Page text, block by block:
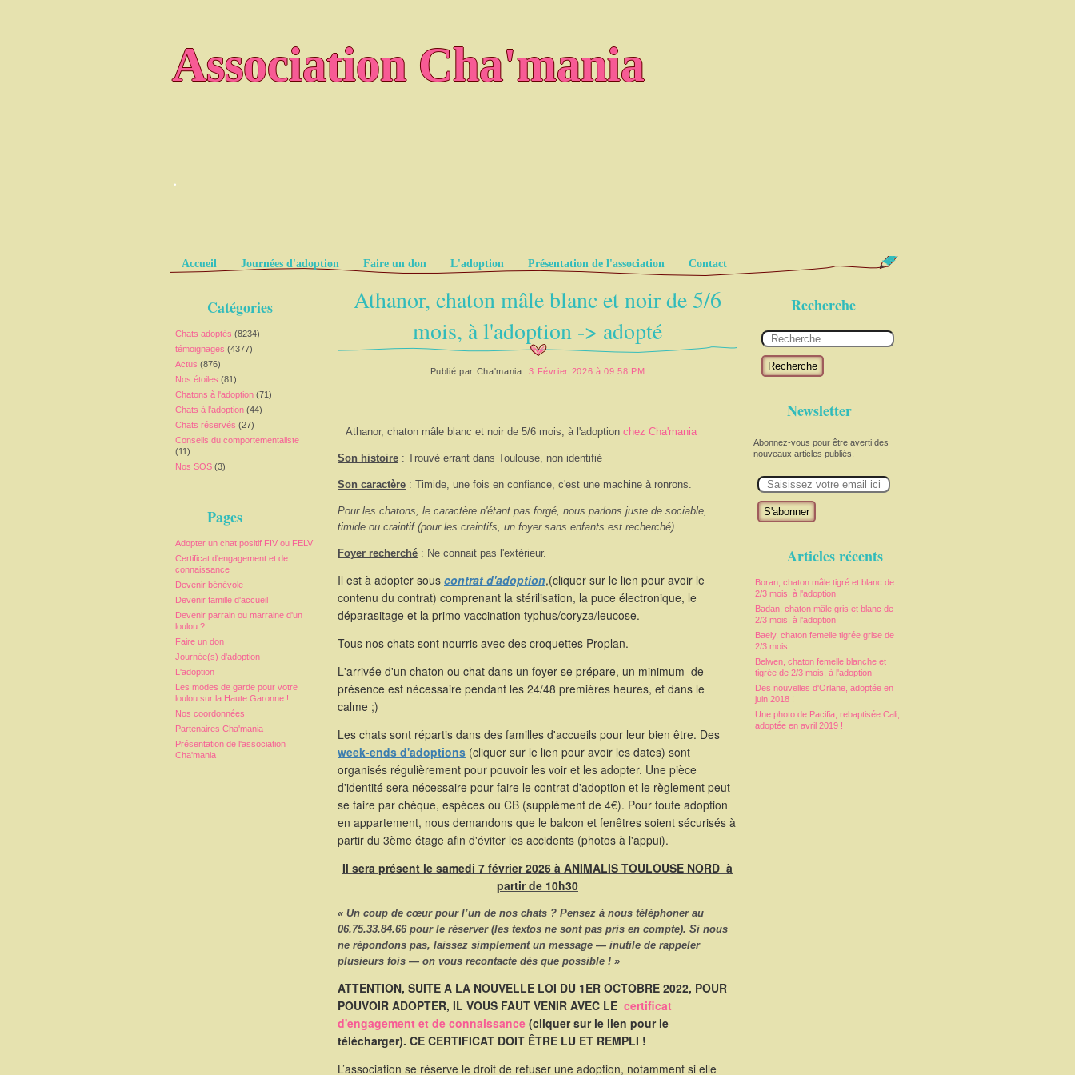
Association Cha'mania
.
Pages
Accueil Journées d'adoption Faire un don L'adoption Présentation de l'association Contact
Catégories
Chats adoptés (8234)
témoignages (4377)
Actus (876)
Nos étoiles (81)
Chatons à l'adoption (71)
Chats à l'adoption (44)
Chats réservés (27)
Conseils du comportementaliste
(11)
Nos SOS (3)
Pages
Adopter un chat positif FIV ou FELV
Certificat d'engagement et de
connaissance
Devenir bénévole
Devenir famille d'accueil
Devenir parrain ou marraine d'un
loulou ?
Faire un don
Journée(s) d'adoption
L'adoption
Les modes de garde pour votre
loulou sur la Haute Garonne !
Nos coordonnées
Partenaires Cha'mania
Présentation de l'association
Cha'mania
Recherche
Recherche
Newsletter
Abonnez-vous pour être averti des
nouveaux articles publiés.
m
Articles récents
Boran, chaton mâle tigré et blanc de
2/3 mois, à l'adoption
Badan, chaton mâle gris et blanc de
2/3 mois, à l'adoption
Baely, chaton femelle tigrée grise de
2/3 mois
Belwen, chaton femelle blanche et
tigrée de 2/3 mois, à l'adoption
Des nouvelles d'Orlane, adoptée en
juin 2018 !
Une photo de Pacifia, rebaptisée Cali,
adoptée en avril 2019 !
Athanor, chaton mâle blanc et noir de 5/6
mois, à l'adoption -> adopté
Publié par Cha'mania 3 Février 2026 à 09:58 PM
Athanor, chaton mâle blanc et noir de 5/6 mois, à l'adoption chez Cha'mania
Son histoire : Trouvé errant dans Toulouse, non identifié
Son caractère : Timide, une fois en confiance, c'est une machine à ronrons.
Pour les chatons, le caractère n'étant pas forgé, nous parlons juste de sociable,
timide ou craintif (pour les craintifs, un foyer sans enfants est recherché).
Foyer recherché : Ne connait pas l'extérieur.
Il est à adopter sous contrat d'adoption,(cliquer sur le lien pour avoir le
contenu du contrat) comprenant la stérilisation, la puce électronique, le
déparasitage et la primo vaccination typhus/coryza/leucose.
Tous nos chats sont nourris avec des croquettes Proplan.
L'arrivée d'un chaton ou chat dans un foyer se prépare, un minimum de
présence est nécessaire pendant les 24/48 premières heures, et dans le
calme ;)
Les chats sont répartis dans des familles d'accueils pour leur bien être. Des
week-ends d'adoptions (cliquer sur le lien pour avoir les dates) sont
organisés régulièrement pour pouvoir les voir et les adopter. Une pièce
d'identité sera nécessaire pour faire le contrat d'adoption et le règlement peut
se faire par chèque, espèces ou CB (supplément de 4€). Pour toute adoption
en appartement, nous demandons que le balcon et fenêtres soient sécurisés à
partir du 3ème étage afin d'éviter les accidents (photos à l'appui).
Il sera présent le samedi 7 février 2026 à ANIMALIS TOULOUSE NORD à
partir de 10h30
« Un coup de cœur pour l’un de nos chats ? Pensez à nous téléphonerau
06.75.33.84.66 pour le réserver (les textos ne sont pas pris en compte). Si nous
ne répondons pas, laissez simplement un message — inutile de rappeler
plusieurs fois — on vous recontacte dès que possible ! »
ATTENTION, SUITE A LA NOUVELLE LOI DU 1ER OCTOBRE 2022, POUR
POUVOIR ADOPTER, IL VOUS FAUT VENIR AVEC LE certificat
d'engagement et de connaissance (cliquer sur le lien pour le
télécharger). CE CERTIFICAT DOIT ÊTRE LU ET REMPLI !
L’association se réserve le droit de refuser une adoption, notamment si elle